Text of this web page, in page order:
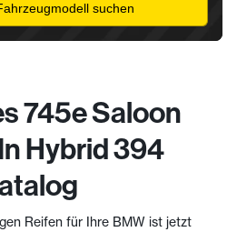
suchen
745e Saloon
Hybrid 394
Reifen für Ihre BMW ist jetzt